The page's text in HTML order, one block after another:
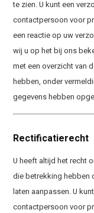
te zien. U kunt een
contactpersoon voor
een reactie op uw
wij u op het bij ons
met een overzicht van
hebben, onder
gegevens hebben
Rectificatierecht
U heeft altijd het recht
die betrekking hebben
laten aanpassen. U
contactpersoon voor